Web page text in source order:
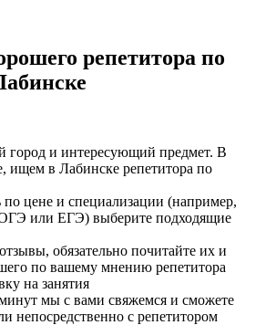
репетитора по
город и интересующий предмет. В
ищем в Лабинске репетитора по
по цене и специализации (например,
или ЕГЭ) выберите подходящие
обязательно почитайте их и
по вашему мнению репетитора
на занятия
мы с вами свяжемся и сможете
непосредственно с репетитором